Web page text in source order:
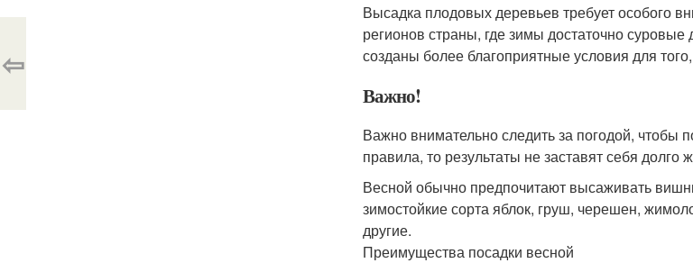
Высадка плодовых деревьев требует особого
регионов страны, где зимы достаточно
созданы более благоприятные условия для
Важно!
Важно внимательно следить за погодой, чтобы
правила, то результаты не заставят себя долго
Весной обычно предпочитают высаживать
зимостойкие сорта яблок, груш, черешен,
другие.
Преимущества посадки весной
⇦